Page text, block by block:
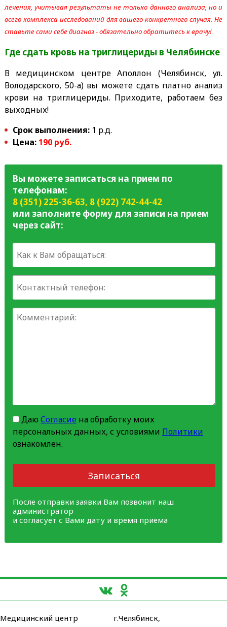
лечения, учитывая результаты не только данного анализа, но и
всего комплекса исследований для вашего конкретного случая. Не
ставьте сами себе диагноз - обязательно обратитесь к врачу!
Где сдать кровь на триглицериды в Челябинске
В медицинском центре Аполлон (Челябинск, ул.
Володарского, 50-а) вы можете сдать платно анализ
крови на триглицериды. Приходите, работаем без
выходных!
Срок выполнения:1 р.д.
Цена: 190 руб.
Вы можете записаться на прием по
телефонам:
8 (351) 225-36-63, 8 (922) 742-44-42
или заполните форму для записи на прием
через сайт:
Даю Согласиена обработку моих
персональных данных, с условиями Политики
ознакомлен.
Записаться
После отправки заявки Вам позвонит наш
администратор
и согласует с Вами дату и время приема
Медицинский центр
г.Челябинск,